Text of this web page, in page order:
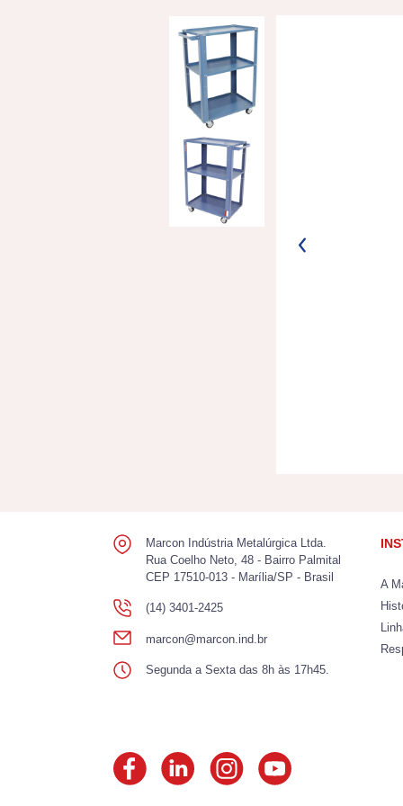
Marcon Indústria Metalúrgica Ltda.
Rua Coelho Neto, 48 - Bairro Palmital
CEP 17510-013 - Marília/SP - Brasil
(14) 3401-2425
marcon@marcon.ind.br
Segunda a Sexta das 8h às 17h45.
A